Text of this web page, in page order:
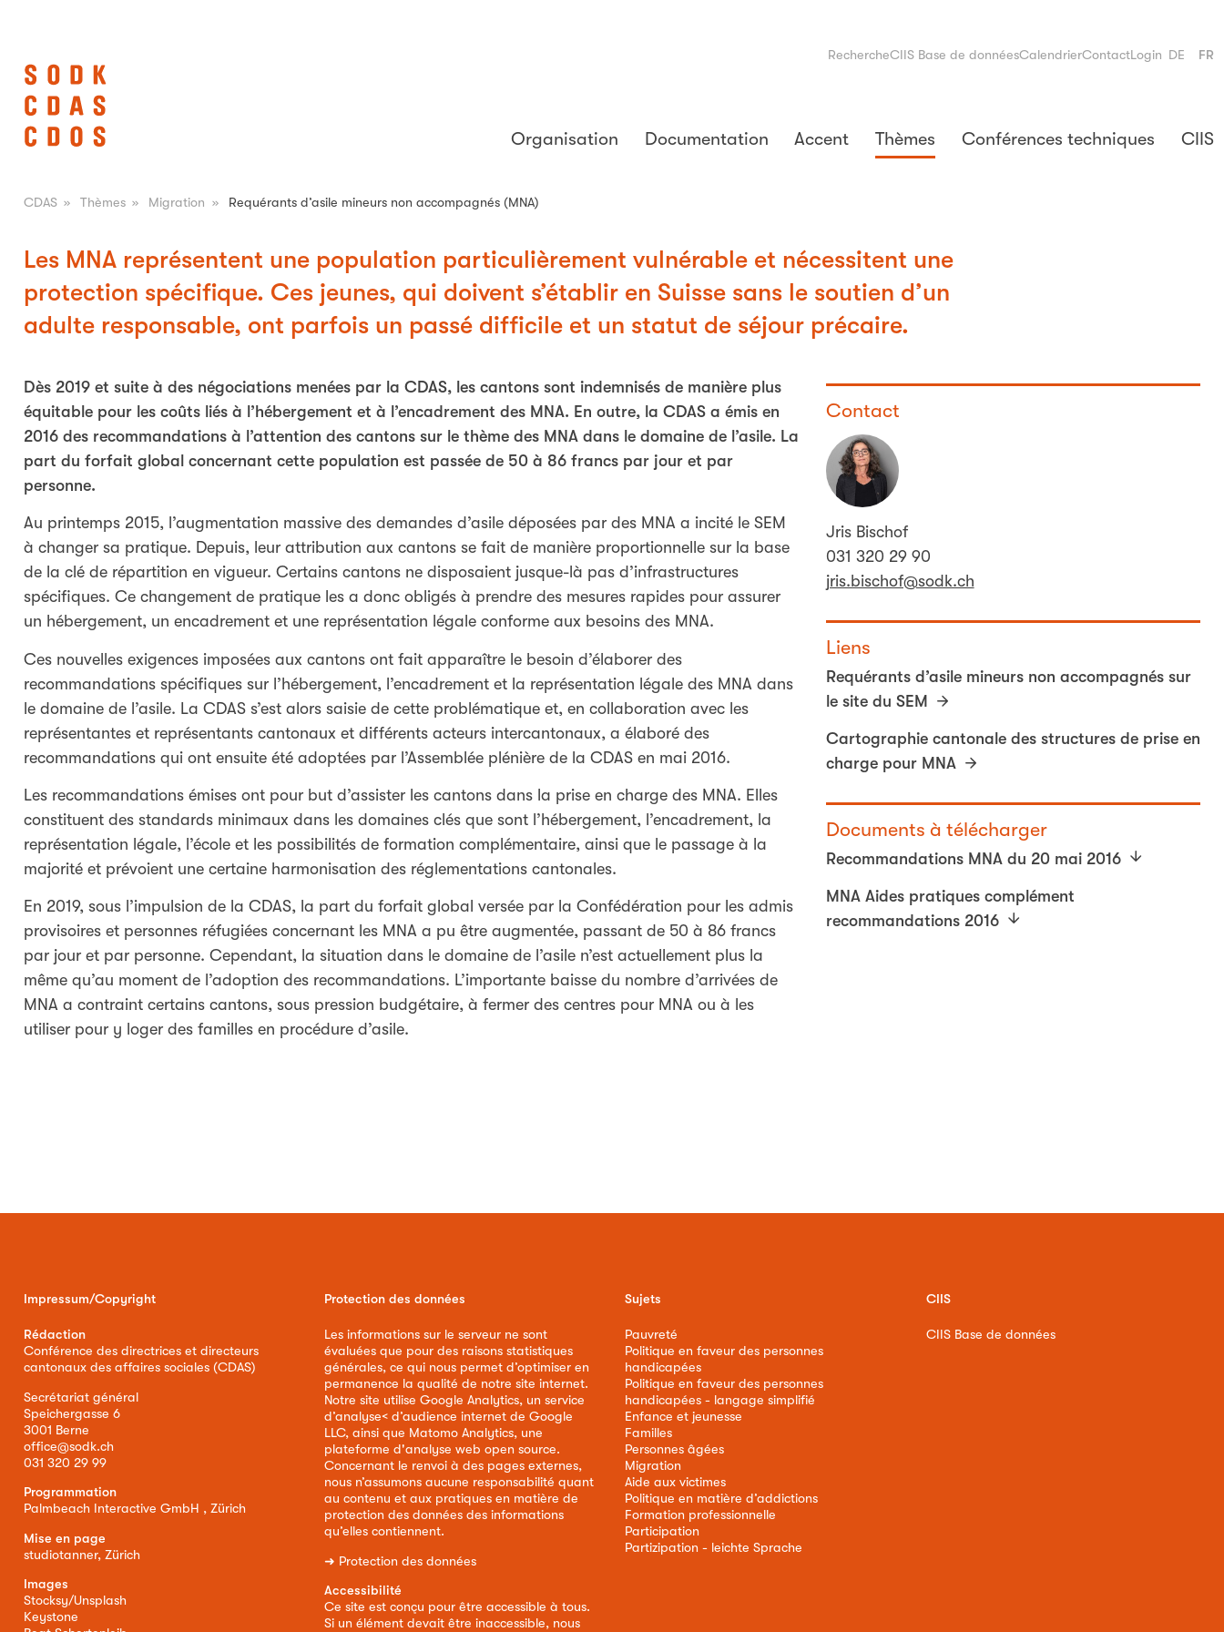
RechercheCIIS Base de donnéesCalendrierContactLogin DE FR
Organisation Documentation Accent Thèmes Conférences techniques CIIS
CDAS » Thèmes » Migration » Requérants d’asile mineurs non accompagnés (MNA)
Les MNA représentent une population particulièrement vulnérable et nécessitent une
protection spécifique. Ces jeunes, qui doivent s’établir en Suisse sans le soutien d’un
adulte responsable, ont parfois un passé difficile et un statut de séjour précaire.
Dès 2019 et suite à des négociations menées par la CDAS, les cantons sont indemnisés de manière plus
équitable pour les coûts liés à l’hébergement et à l’encadrement des MNA. En outre, la CDAS a émis en
2016 des recommandations à l’attention des cantons sur le thème des MNA dans le domaine de l’asile. La
part du forfait global concernant cette population est passée de 50 à 86 francs par jour et par
personne.
Au printemps 2015, l’augmentation massive des demandes d’asile déposées par des MNA a incité le SEM
à changer sa pratique. Depuis, leur attribution aux cantons se fait de manière proportionnelle sur la base
de la clé de répartition en vigueur. Certains cantons ne disposaient jusque-là pas d’infrastructures
spécifiques. Ce changement de pratique les a donc obligés à prendre des mesures rapides pour assurer
un hébergement, un encadrement et une représentation légale conforme aux besoins des MNA.
Ces nouvelles exigences imposées aux cantons ont fait apparaître le besoin d’élaborer des
recommandations spécifiques sur l’hébergement, l’encadrement et la représentation légale des MNA dans
le domaine de l’asile. La CDAS s’est alors saisie de cette problématique et, en collaboration avec les
représentantes et représentants cantonaux et différents acteurs intercantonaux, a élaboré des
recommandations qui ont ensuite été adoptées par l’Assemblée plénière de la CDAS en mai 2016.
Les recommandations émises ont pour but d’assister les cantons dans la prise en charge des MNA. Elles
constituent des standards minimaux dans les domaines clés que sont l’hébergement, l’encadrement, la
représentation légale, l’école et les possibilités de formation complémentaire, ainsi que le passage à la
majorité et prévoient une certaine harmonisation des réglementations cantonales.
En 2019, sous l’impulsion de la CDAS, la part du forfait global versée par la Confédération pour les admis
provisoires et personnes réfugiées concernant les MNA a pu être augmentée, passant de 50 à 86 francs
par jour et par personne. Cependant, la situation dans le domaine de l’asile n’est actuellement plus la
même qu’au moment de l’adoption des recommandations. L’importante baisse du nombre d’arrivées de
MNA a contraint certains cantons, sous pression budgétaire, à fermer des centres pour MNA ou à les
utiliser pour y loger des familles en procédure d’asile.
Contact
Jris Bischof
031 320 29 90
jris.bischof@sodk.ch
Liens
Requérants d’asile mineurs non accompagnés sur
le site du SEM
Cartographie cantonale des structures de prise en
charge pour MNA
Documents à télécharger
Recommandations MNA du 20 mai 2016
MNA Aides pratiques complément
recommandations 2016
Impressum/Copyright
Rédaction
Conférence des directrices et directeurs
cantonaux des affaires sociales (CDAS)
Secrétariat général
Speichergasse 6
3001 Berne
office@sodk.ch
031 320 29 99
Programmation
Palmbeach Interactive GmbH , Zürich
Mise en page
studiotanner, Zürich
Images
Stocksy/Unsplash
Keystone
Protection des données
Les informations sur le serveur ne sont
évaluées que pour des raisons statistiques
générales, ce qui nous permet d’optimiser en
permanence la qualité de notre site internet.
Notre site utilise Google Analytics, un service
d’analyse< d’audience internet de Google
LLC, ainsi que Matomo Analytics, une
plateforme d'analyse web open source.
Concernant le renvoi à des pages externes,
nous n’assumons aucune responsabilité quant
au contenu et aux pratiques en matière de
protection des données des informations
qu’elles contiennent.
➜ Protection des données
Accessibilité
Ce site est conçu pour être accessible à tous.
Si un élément devait être inaccessible, nous
Sujets
Pauvreté
Politique en faveur des personnes
handicapées
Politique en faveur des personnes
handicapées - langage simplifié
Enfance et jeunesse
Familles
Personnes âgées
Migration
Aide aux victimes
Politique en matière d’addictions
Formation professionnelle
Participation
Partizipation - leichte Sprache
CIIS
CIIS Base de données